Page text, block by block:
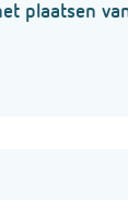
plaatsen